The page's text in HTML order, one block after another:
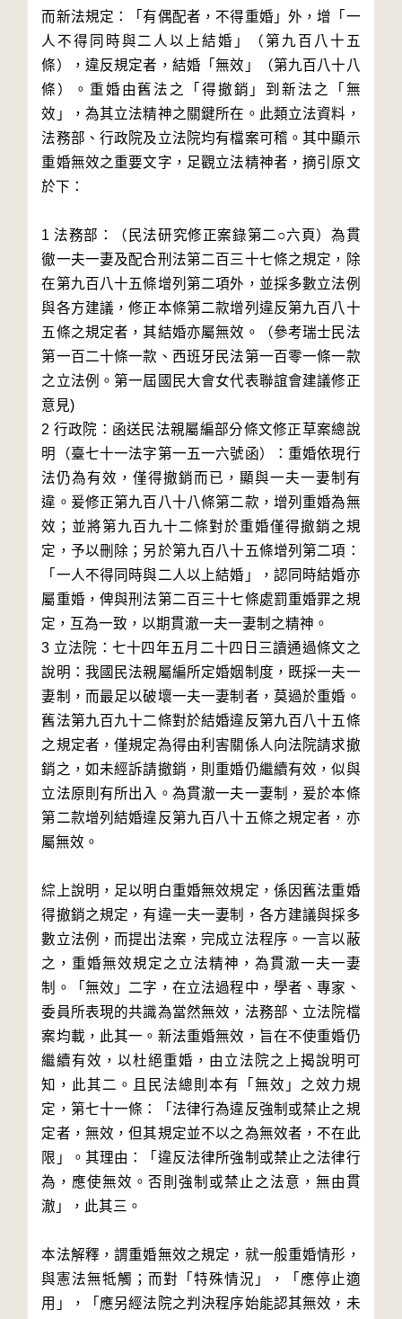
而新法規定：「有偶配者，不得重婚」外，增「一
人不得同時與二人以上結婚」（第九百八十五
條），違反規定者，結婚「無效」（第九百八十八
條）。重婚由舊法之「得撤銷」到新法之「無
效」，為其立法精神之關鍵所在。此類立法資料，
法務部、行政院及立法院均有檔案可稽。其中顯示
重婚無效之重要文字，足觀立法精神者，摘引原文
於下：
1 法務部：（民法研究修正案錄第二○六頁）為貫
徹一夫一妻及配合刑法第二百三十七條之規定，除
在第九百八十五條增列第二項外，並採多數立法例
與各方建議，修正本條第二款增列違反第九百八十
五條之規定者，其結婚亦屬無效。（參考瑞士民法
第一百二十條一款、西班牙民法第一百零一條一款
之立法例。第一屆國民大會女代表聯誼會建議修正
意見)
2 行政院：函送民法親屬編部分條文修正草案總說
明（臺七十一法字第一五一六號函）：重婚依現行
法仍為有效，僅得撤銷而已，顯與一夫一妻制有
違。爰修正第九百八十八條第二款，增列重婚為無
效；並將第九百九十二條對於重婚僅得撤銷之規
定，予以刪除；另於第九百八十五條增列第二項：
「一人不得同時與二人以上結婚」，認同時結婚亦
屬重婚，俾與刑法第二百三十七條處罰重婚罪之規
定，互為一致，以期貫澈一夫一妻制之精神。
3 立法院：七十四年五月二十四日三讀通過條文之
說明：我國民法親屬編所定婚姻制度，既採一夫一
妻制，而最足以破壞一夫一妻制者，莫過於重婚。
舊法第九百九十二條對於結婚違反第九百八十五條
之規定者，僅規定為得由利害關係人向法院請求撤
銷之，如未經訴請撤銷，則重婚仍繼續有效，似與
立法原則有所出入。為貫澈一夫一妻制，爰於本條
第二款增列結婚違反第九百八十五條之規定者，亦
屬無效。
綜上說明，足以明白重婚無效規定，係因舊法重婚
得撤銷之規定，有違一夫一妻制，各方建議與採多
數立法例，而提出法案，完成立法程序。一言以蔽
之，重婚無效規定之立法精神，為貫澈一夫一妻
制。「無效」二字，在立法過程中，學者、專家、
委員所表現的共識為當然無效，法務部、立法院檔
案均載，此其一。新法重婚無效，旨在不使重婚仍
繼續有效，以杜絕重婚，由立法院之上揭說明可
知，此其二。且民法總則本有「無效」之效力規
定，第七十一條：「法律行為違反強制或禁止之規
定者，無效，但其規定並不以之為無效者，不在此
限」。其理由：「違反法律所強制或禁止之法律行
為，應使無效。否則強制或禁止之法意，無由貫
澈」，此其三。
本法解釋，謂重婚無效之規定，就一般重婚情形，
與憲法無牴觸；而對「特殊情況」，「應停止適
用」，「應另經法院之判決程序始能認其無效，未